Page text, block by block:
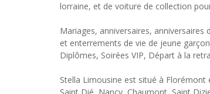
lorraine, et de voiture de collection
Mariages, anniversaires,
et enterrements de vie de jeune
Diplômes, Soirées VIP, Départ à la
Stella Limousine est situé à Florémont